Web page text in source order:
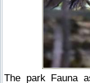
The park Fauna